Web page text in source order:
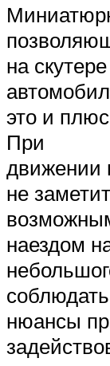
на
это и
При
движении
не
наездом
нюансы